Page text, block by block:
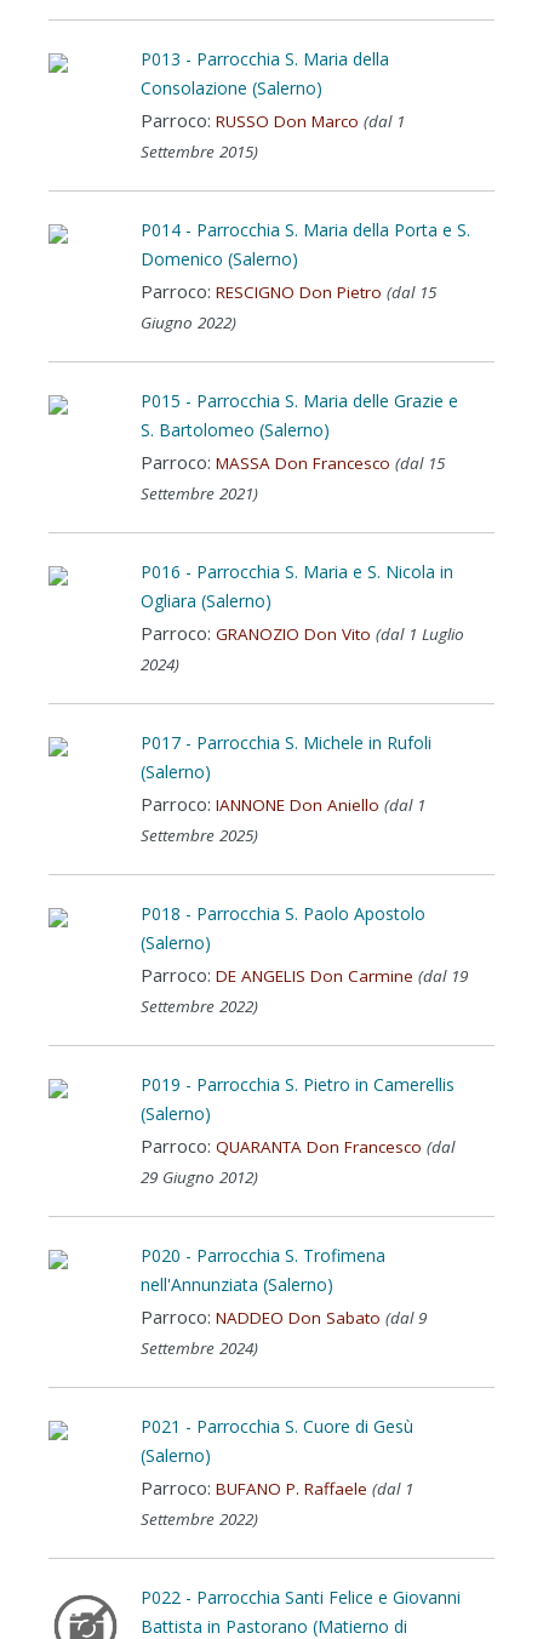
P013 - Parrocchia S. Maria della
Consolazione (Salerno)
Parroco:RUSSO Don Marco (dal 1
Settembre 2015)
P014 - Parrocchia S. Maria della Porta e S.
Domenico (Salerno)
Parroco:RESCIGNO Don Pietro (dal 15
Giugno 2022)
P015 - Parrocchia S. Maria delle Grazie e
S. Bartolomeo (Salerno)
Parroco:MASSA Don Francesco (dal 15
Settembre 2021)
P016 - Parrocchia S. Maria e S. Nicola in
Ogliara (Salerno)
Parroco:GRANOZIO Don Vito (dal 1 Luglio
2024)
P017 - Parrocchia S. Michele in Rufoli
(Salerno)
Parroco:IANNONE Don Aniello (dal 1
Settembre 2025)
P018 - Parrocchia S. Paolo Apostolo
(Salerno)
Parroco:DE ANGELIS Don Carmine (dal 19
Settembre 2022)
P019 - Parrocchia S. Pietro in Camerellis
(Salerno)
Parroco:QUARANTA Don Francesco (dal
29 Giugno 2012)
P020 - Parrocchia S. Trofimena
nell'Annunziata (Salerno)
Parroco:NADDEO Don Sabato (dal 9
Settembre 2024)
P021 - Parrocchia S. Cuore di Gesù
(Salerno)
Parroco:BUFANO P. Raffaele (dal 1
Settembre 2022)
P022 - Parrocchia Santi Felice e Giovanni
Battista in Pastorano (Matierno di